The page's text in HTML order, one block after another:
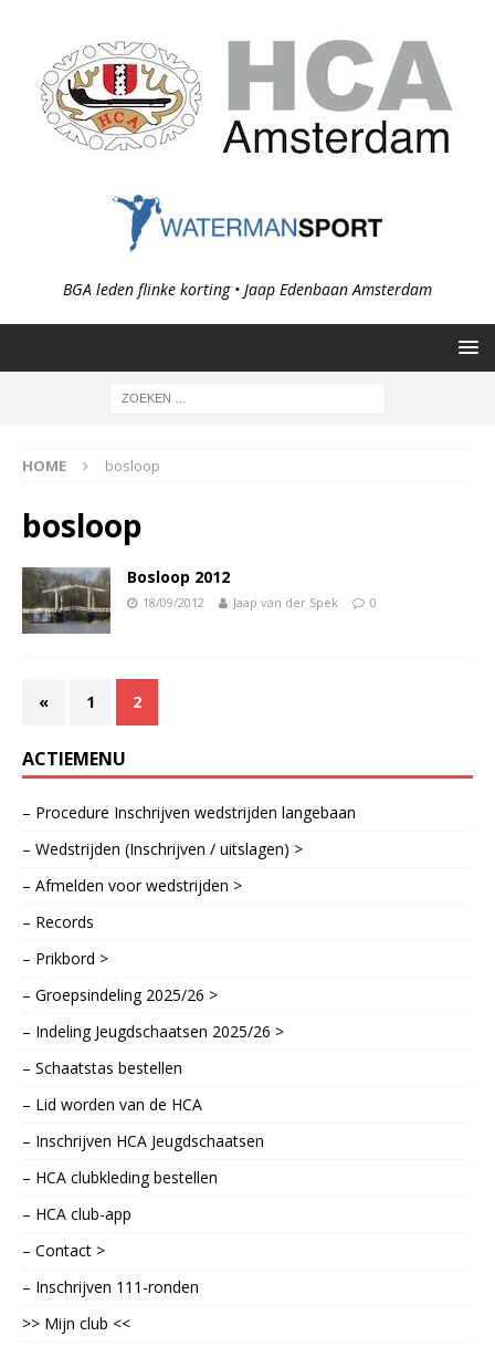
BGA leden flinke korting • Jaap Edenbaan Amsterdam
HOME bosloop
bosloop
Bosloop 2012
18/09/2012 Jaap van der Spek 0
« 1 2
ACTIEMENU
– Procedure Inschrijven wedstrijden langebaan
– Wedstrijden (Inschrijven / uitslagen) >
– Afmelden voor wedstrijden >
– Records
– Prikbord >
– Groepsindeling 2025/26 >
– Indeling Jeugdschaatsen 2025/26 >
– Schaatstas bestellen
– Lid worden van de HCA
– Inschrijven HCA Jeugdschaatsen
– HCA clubkleding bestellen
– HCA club-app
– Contact >
– Inschrijven 111-ronden
>> Mijn club <<